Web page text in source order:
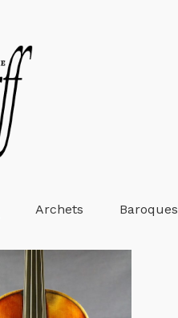
Archets Baroques